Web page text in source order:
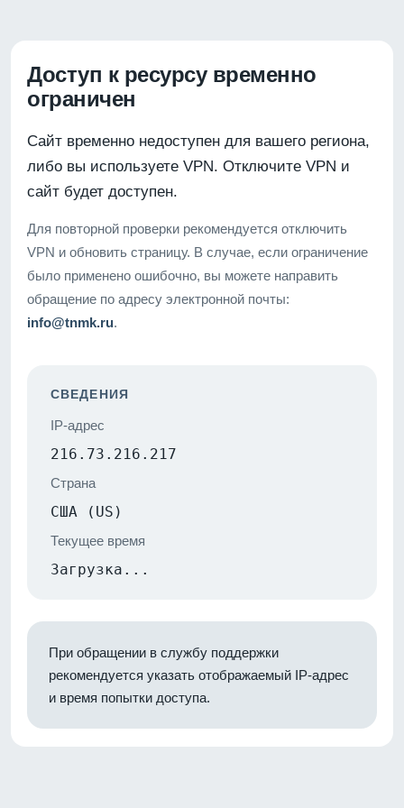
Доступ к ресурсу временно
ограничен
Сайт временно недоступен для вашего региона,
либо вы используете VPN. Отключите VPN и
сайт будет доступен.
Для повторной проверки рекомендуется отключить
VPN и обновить страницу. В случае, если ограничение
было применено ошибочно, вы можете направить
обращение по адресу электронной почты:
info@tnmk.ru.
СВЕДЕНИЯ
IP-адрес
216.73.216.217
Страна
США (US)
Текущее время
Загрузка...
При обращении в службу поддержки
рекомендуется указать отображаемый IP-адрес
и время попытки доступа.